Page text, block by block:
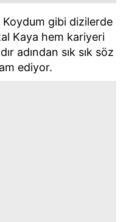
Koydum gibi dizilerde
Kaya hem kariyeri
adından sık sık söz
ediyor.